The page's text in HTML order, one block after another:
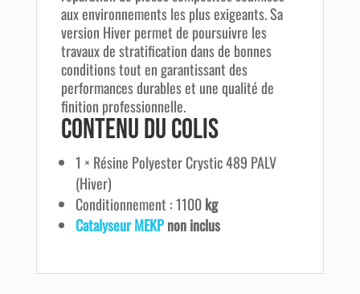
aux environnements les plus exigeants. Sa
version Hiver permet de poursuivre les
travaux de stratification dans de bonnes
conditions tout en garantissant des
performances durables et une qualité de
finition professionnelle.
Contenu du colis
1 × Résine Polyester Crystic 489 PALV
(Hiver)
Conditionnement : 1100kg
Catalyseur MEKPnon inclus